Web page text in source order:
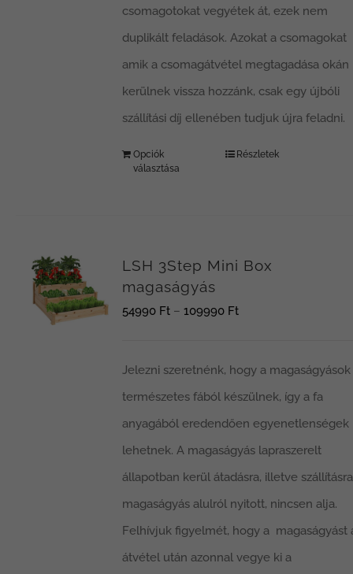
csomagotokat vegyétek át, ezek nem
duplikált feladások. Azokat a csomagokat
amik a csomagátvétel megtagadása okán
kerülnek vissza hozzánk, csak egy újbóli
szállítási díj ellenében tudjuk újra feladni.
Opciók
választása
Részletek
LSH 3Step Mini Box
magaságyás
54990 Ft – 109990 FtÁrtartomány:
109990 Ft
Jelezni szeretnénk, hogy a magaságyások
természetes fából készülnek, így a fa
anyagából eredendően egyenetlenségek
lehetnek. A magaságyás lapraszerelt
állapotban kerül átadásra, illetve
magaságyás alulról nyitott, nincsen alja.
Felhívjuk figyelmét, hogy a magaságyást
átvétel után azonnal vegye ki a